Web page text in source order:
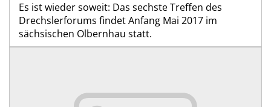
Es ist wieder soweit: Das sechste Treffen des
Drechslerforums findet Anfang Mai 2017 im
sächsischen Olbernhau statt.